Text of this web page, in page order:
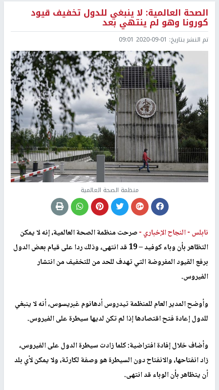
الصحة العالمية: لا ينبغي للدول تخفيف قيود
كورونا وهو لم ينتهي بعد
تم النشر بتاريخ: 2020-09-01 09:01
منظمة الصحة العالمية
نابلس -النجاح الإخباري -صرحت منظمة الصحة العالمية، إنه لا يمكن
التظاهر بأن وباء كوفيد – 19 قد انتهى، وذلك ردا على قيام بعض الدول
برفع القيود المفروضة التي تهدف للحد من للتخفيف من انتشار
الفيروس.
وأوضح المدير العام للمنظمة تيدروس أدهانوم غبريسوس، أنه لا ينبغي
للدول إعادة فتح اقتصادها إذا لم تكن لديها سيطرة على الفيروس.
وأضاف خلال إفادة افتراضية: كلما زادت سيطرة الدول على الفيروس،
زاد انفتاحها، والانفتاح دون السيطرة هو وصفة لكارثة، ولا يمكن لأي بلد
أن يتظاهر بأن الوباء قد انتهى.